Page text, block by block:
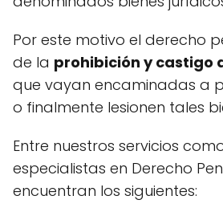
Por este motivo el derecho
de la prohibición y castigo
que vayan encaminadas a
o finalmente lesionen tales
Entre nuestros servicios
especialistas en Derecho
encuentran los siguientes: